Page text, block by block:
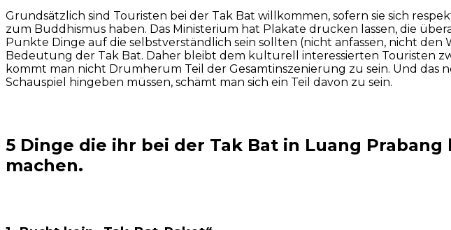
Grundsätzlich sind Touristen bei der Tak Bat willkommen, sofern sie sich
zum Buddhismus haben. Das Ministerium hat Plakate drucken lassen, die
Punkte Dinge auf die selbstverständlich sein sollten (nicht anfassen, nicht
Bedeutung der Tak Bat. Daher bleibt dem kulturell interessierten Touristen
kommt man nicht Drumherum Teil der Gesamtinszenierung zu sein. Und das
Schauspiel hingeben müssen, schämt man sich ein Teil davon zu sein.
5 Dinge die ihr bei der Tak Bat in Luang
machen.